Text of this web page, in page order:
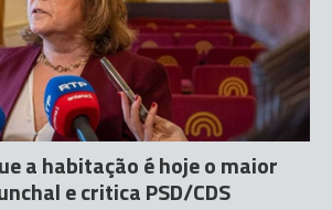
a habitação é hoje o maior
e critica PSD/CDS